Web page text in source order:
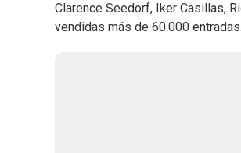
Clarence Seedorf, Iker Casillas,
vendidas más de 60.000 entradas.